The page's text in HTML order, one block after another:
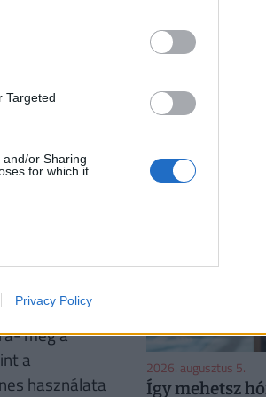
Targeted
or Sharing
for which it
Privacy Policy
során az
eurót,
dolgozói
még a
a
használata
Halál felé
kicsi, de
Pár nappal
éppen ennek a
2026. augusztus 5.
Így mehetsz